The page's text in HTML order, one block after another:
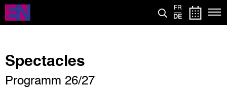
Direkt
zum
Inhalt
FR
DE
Spectacles
Programm 26/27